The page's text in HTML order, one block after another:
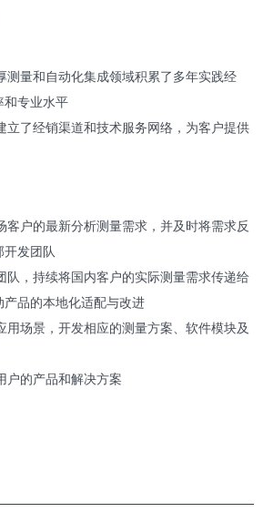
量和自动化集成领域积累了多年实践经
和专业水平
了经销渠道和技术服务网络，为客户提供
户的最新分析测量需求，并及时将需求反
发团队
，持续将国内客户的实际测量需求传递给
品的本地化适配与改进
场景，开发相应的测量方案、软件模块及
的产品和解决方案